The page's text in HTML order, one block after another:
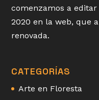
comenzamos a
2020 en la web, que
renovada.
CATEGORÍAS
Arte en Floresta